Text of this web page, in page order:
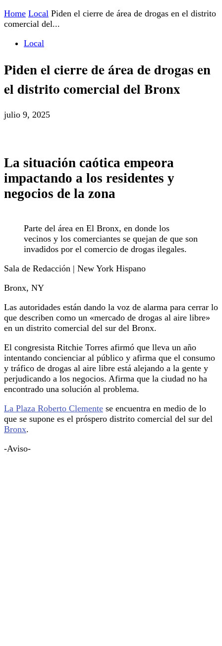
Home Local Piden el cierre de área de drogas en el distrito
comercial del...
Local
Piden el cierre de área de drogas en
el distrito comercial del Bronx
julio 9, 2025
La situación caótica empeora
impactando a los residentes y
negocios de la zona
Parte del área en El Bronx, en donde los
vecinos y los comerciantes se quejan de que son
invadidos por el comercio de drogas ilegales.
Sala de Redacción | New York Hispano
Bronx, NY
Las autoridades están dando la voz de alarma para cerrar lo
que describen como un «mercado de drogas al aire libre»
en un distrito comercial del sur del Bronx.
El congresista Ritchie Torres afirmó que lleva un año
intentando concienciar al público y afirma que el consumo
y tráfico de drogas al aire libre está alejando a la gente y
perjudicando a los negocios. Afirma que la ciudad no ha
encontrado una solución al problema.
La Plaza Roberto Clemente se encuentra en medio de lo
que se supone es el próspero distrito comercial del sur del
Bronx.
-Aviso-